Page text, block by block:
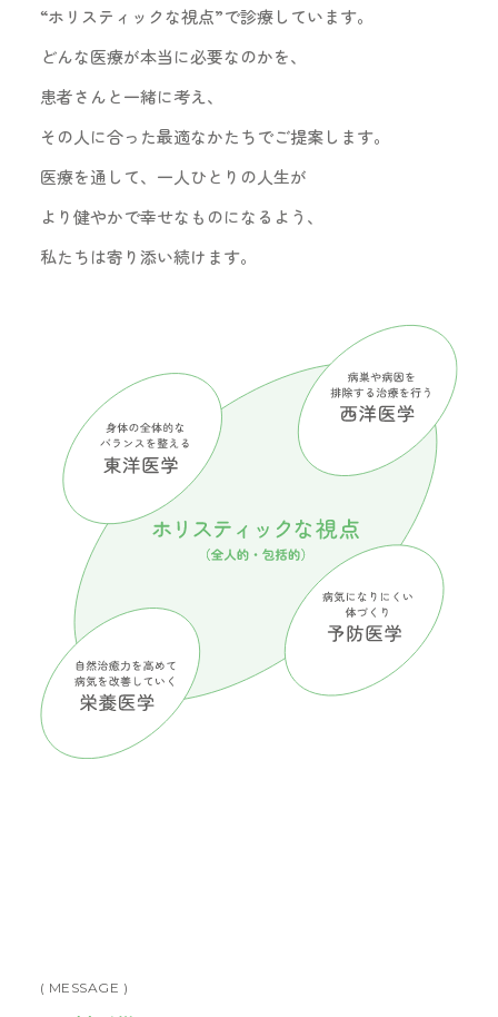
“ホリスティックな視点”で診療しています。
どんな医療が本当に必要なのかを、
患者さんと一緒に考え、
その人に合った最適なかたちでご提案します。
医療を通して、一人ひとりの人生が
より健やかで幸せなものになるよう、
私たちは寄り添い続けます。
( MESSAGE )